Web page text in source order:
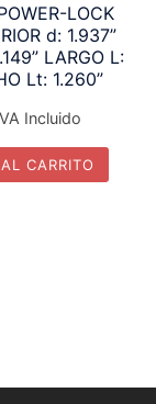
LOCK
d: 1.937”
LARGO L:
Lt: 1.260”
Incluido
CARRITO